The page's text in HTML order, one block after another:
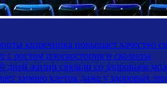
кишечника повышает качество
с ростом плоскостопия и сколиоза
дней жизни связали со здоровьем
химию клеток даже у здоровых